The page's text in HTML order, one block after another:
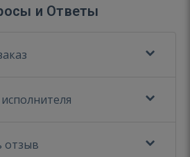
и Ответы
отзыв